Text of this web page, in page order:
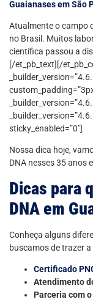
Guaianases em São
Atualmente o campo
no Brasil. Muitos
científica passou a
[/et_pb_text][/
sticky_enabled=”0″]
Nossa dica hoje,
DNA nesses 35 anos
Dicas para
DNA em
Conheça alguns
buscamos de trazer
Certificado
Atendimento
Parceria com